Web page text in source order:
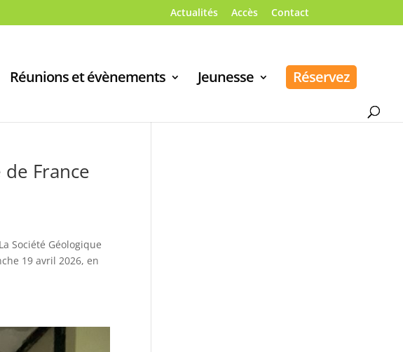
Actualités Accès Contact
Réunions et évènements Jeunesse
Réservez
France
Société Géologique
19 avril 2026, en